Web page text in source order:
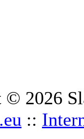
© 2026
::